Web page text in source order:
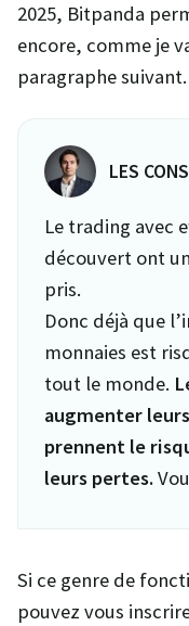
2025, Bitpanda
encore, comme je
paragraphe suivant.
LES
Le trading avec
découvert ont
pris.
Donc déjà que
monnaies est
tout le monde.
augmenter
prennent le
leurs pertes.
Si ce genre de
pouvez vous